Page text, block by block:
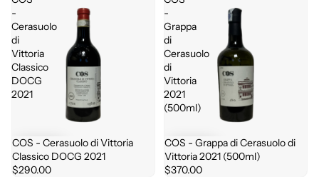
-
Cerasuolo
di
Vittoria
Classico
DOCG
2021
COS - Cerasuolo di Vittoria
Classico DOCG 2021
$290.00
-
Grappa
di
Cerasuolo
di
Vittoria
2021
(500ml)
COS - Grappa di Cerasuolo di
Vittoria 2021 (500ml)
$370.00